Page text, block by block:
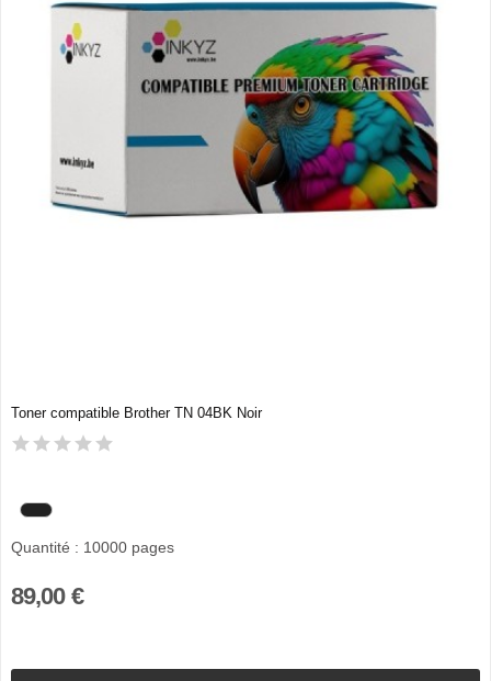
Toner compatible Brother TN 04BK Noir
Quantité : 10000 pages
89,00 €